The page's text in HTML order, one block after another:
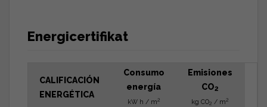
Energicertifikat
CALIFICACIÓN
ENERGÉTICA
Consumo
energía
kW h / m2
Emisiones
CO2
kg CO2 / m2